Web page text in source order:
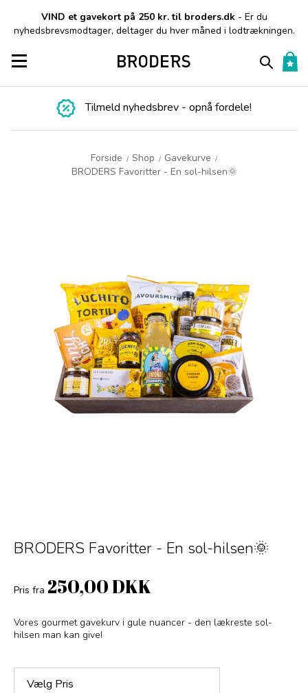
VIND et gavekort på 250 kr. til broders.dk - Er du
nyhedsbrevsmodtager, deltager du hver måned i lodtrækningen.
Toggle navigation
Tilmeld nyhedsbrev - opnå fordele!
Forside / Shop / Gavekurve /
BRODERS Favoritter - En sol-hilsen🌞
BRODERS Favoritter - En sol-hilsen🌞
Pris fra 250,00 DKK
Vores gourmet gavekurv i gule nuancer - den lækreste sol-
hilsen man kan give!
Vælg Pris